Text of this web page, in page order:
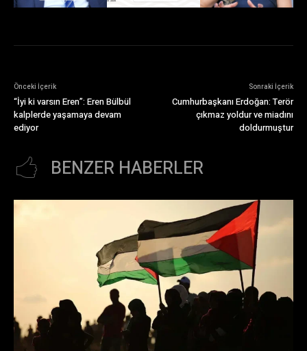
Önceki İçerik
“İyi ki varsın Eren”: Eren Bülbül
kalplerde yaşamaya devam
ediyor
Sonraki İçerik
Cumhurbaşkanı Erdoğan: Terör
çıkmaz yoldur ve miadını
doldurmuştur
BENZER HABERLER